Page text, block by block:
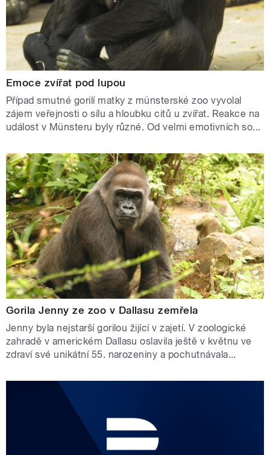
Emoce zvířat pod lupou
Případ smutné gorilí matky z münsterské zoo vyvolal
zájem veřejnosti o sílu a hloubku citů u zvířat. Reakce na
událost v Münsteru byly různé. Od velmi emotivních so...
Gorila Jenny ze zoo v Dallasu zemřela
Jenny byla nejstarší gorilou žijící v zajetí. V zoologické
zahradě v americkém Dallasu oslavila ještě v květnu ve
zdraví své unikátní 55. narozeniny a pochutnávala...